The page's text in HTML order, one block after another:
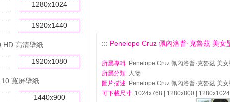
1280x1024
1920x1440
HD 高清壁紙
1920x1080
寬屏壁紙
1440x900
::: Penelope Cruz 佩內洛普·克魯茲 美女
所屬專輯: Penelope Cruz 佩內洛普·克魯茲 美
所屬分類: 人物
圖片描述: Penelope Cruz 佩內洛普·克魯茲 美
可下載尺寸: 1024x768 | 1280x800 |